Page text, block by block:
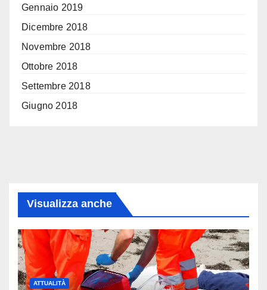
Gennaio 2019
Dicembre 2018
Novembre 2018
Ottobre 2018
Settembre 2018
Giugno 2018
Visualizza anche
ATTUALITÀ